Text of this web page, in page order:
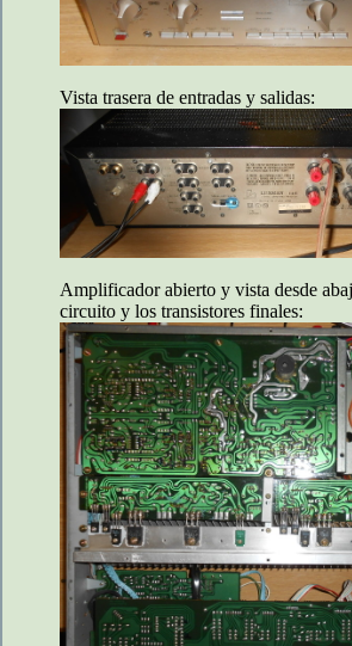
Vista trasera de entradas y salidas:
Amplificador abierto y vista desde
circuito y los transistores finales: